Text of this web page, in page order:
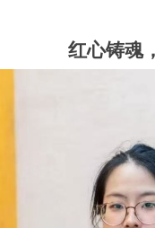
红心铸魂